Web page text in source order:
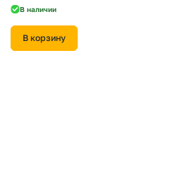
В наличии
В корзину